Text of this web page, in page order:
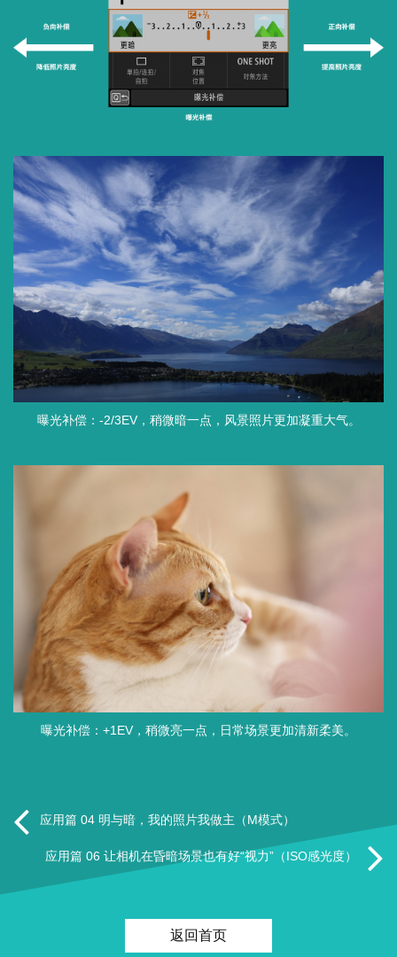
曝光补偿：-2/3EV，稍微暗一点，风景照片更加凝重大气。
曝光补偿：+1EV，稍微亮一点，日常场景更加清新柔美。
应用篇 04 明与暗，我的照片我做主（M模式）
应用篇 06 让相机在昏暗场景也有好“视力”（ISO感光度）
返回首页